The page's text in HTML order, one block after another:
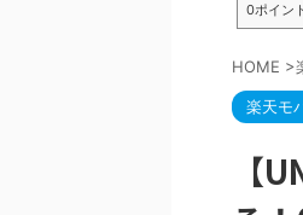
0ポイン
ペーン＼
■キャン
HOME >
楽天モ
【